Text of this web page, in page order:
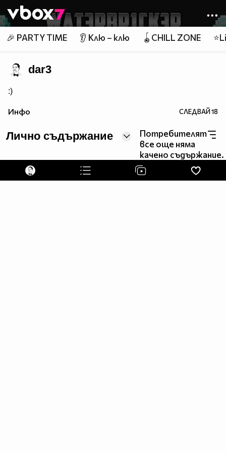
👾
🎉 PARTY TIME 👂 Клю – клю 🪀CHILL ZONE
dar3
:)
Инфо СЛЕДВАЙ18
Лично съдържание
Потребителят
все още няма
качено съдържание.